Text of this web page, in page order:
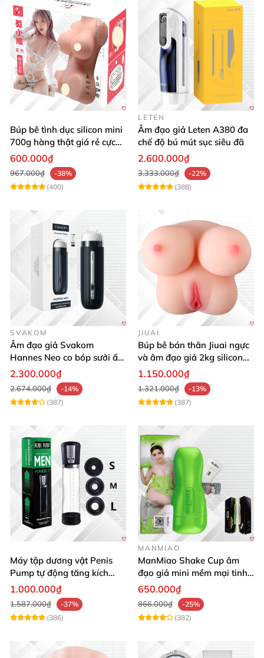
Búp bê tình dục silicon mini
700g hàng thật giá rẻ cực
sướng
600.000₫
967.000₫
-38%
(400)
LETEN
Âm đạo giả Leten A380 đa
chế độ bú mút sục siêu đã
2.600.000₫
3.333.000₫
-22%
(388)
SVAKOM
Âm đạo giả Svakom
Hannes Neo co bóp sưởi ấm
điều khiển app tiện lợi kích
thích mạnh mẽ
2.300.000₫
2.674.000₫
-14%
(387)
JIUAI
Búp bê bán thân Jiuai ngực
và âm đạo giả 2kg silicon
nguyên khối cao cấp
1.150.000₫
1.321.000₫
-13%
(387)
Máy tập dương vật Penis
Pump tự động tăng kích
thước hiệu quả nhanh
1.000.000₫
1.587.000₫
-37%
(386)
MANMIAO
ManMiao Shake Cup âm
đạo giả mini mềm mại tinh
tế kích thích cực đỉnh
650.000₫
866.000₫
-25%
(382)